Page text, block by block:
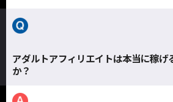
アダルトアフィリエイトは本当に稼げ
か？